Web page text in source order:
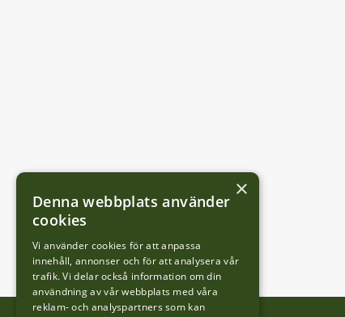
×
Denna webbplats använder
cookies
Vi använder cookies för att anpassa
innehåll, annonser och för att analysera vår
trafik. Vi delar också information om din
användning av vår webbplats med våra
reklam- och analyspartners som kan